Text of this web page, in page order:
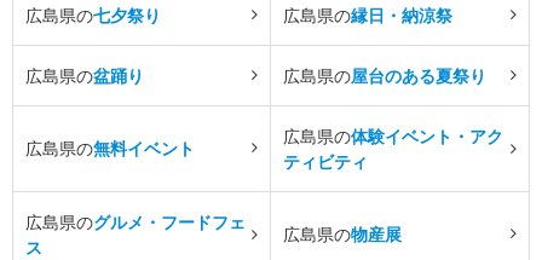
広島県の七夕祭り 広島県の縁日・納涼祭
広島県の盆踊り 広島県の屋台のある夏祭り
広島県の無料イベント
広島県の体験イベント・アク
ティビティ
広島県のグルメ・フードフェ
ス
広島県の物産展